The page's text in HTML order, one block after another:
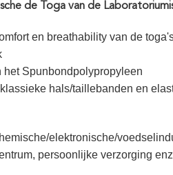
de Toga van de
en breathability van de
het Spunbondpolypropyleen
hals/taillebanden en
elektronische/
persoonlijke verzorging